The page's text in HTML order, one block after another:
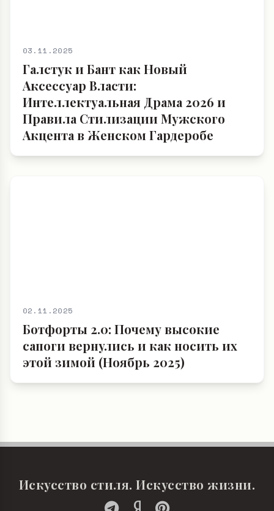
03.11.2025
Галстук и Бант как Новый
Аксессуар Власти:
Интеллектуальная Драма 2026 и
Правила Стилизации Мужского
Акцента в Женском Гардеробе
02.11.2025
Ботфорты 2.0: Почему высокие
сапоги вернулись и как носить их
этой зимой (Ноябрь 2025)
Искусство стиля. Искусство жизни.